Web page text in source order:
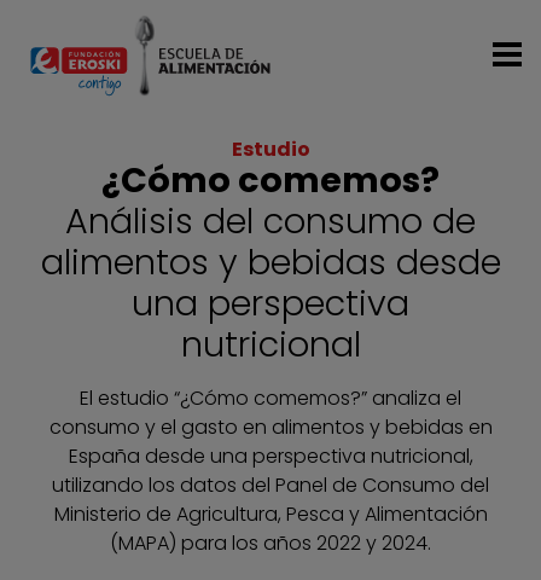
Pasar al contenido principal
Estudio
¿Cómo comemos?
Subtitulo
Análisis del consumo de
alimentos y bebidas desde
una perspectiva
nutricional
El estudio “¿Cómo comemos?” analiza el
consumo y el gasto en alimentos y bebidas en
España desde una perspectiva nutricional,
utilizando los datos del Panel de Consumo del
Ministerio de Agricultura, Pesca y Alimentación
(MAPA) para los años 2022 y 2024.